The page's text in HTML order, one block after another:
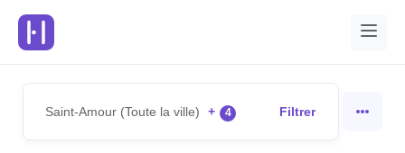
Saint-Amour (Toute la ville) + 4 Filtrer